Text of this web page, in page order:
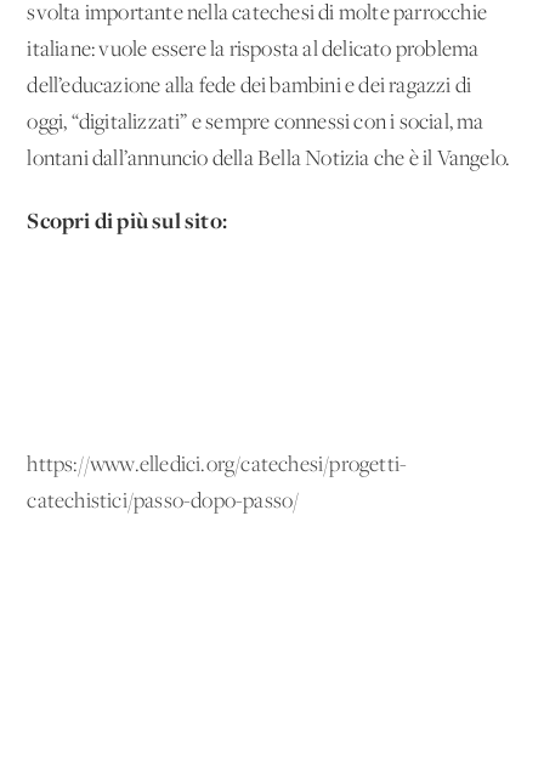
svolta importante nella catechesi di molte parrocchie
italiane: vuole essere la risposta al delicato problema
dell’educazione alla fede dei bambini e dei ragazzi di
oggi, “digitalizzati” e sempre connessi con i social, ma
lontani dall’annuncio della Bella Notizia che è il Vangelo.
Scopri di più sul sito:
https://www.elledici.org/catechesi/progetti-
catechistici/passo-dopo-passo/